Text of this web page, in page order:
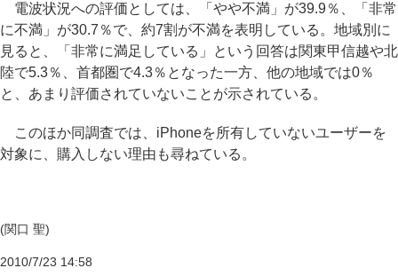
電波状況への評価としては、「やや不満」が39.9％、「非常
に不満」が30.7％で、約7割が不満を表明している。地域別に
見ると、「非常に満足している」という回答は関東甲信越や北
陸で5.3％、首都圏で4.3％となった一方、他の地域では0％
と、あまり評価されていないことが示されている。
このほか同調査では、iPhoneを所有していないユーザーを
対象に、購入しない理由も尋ねている。
(関口 聖)
2010/7/23 14:58